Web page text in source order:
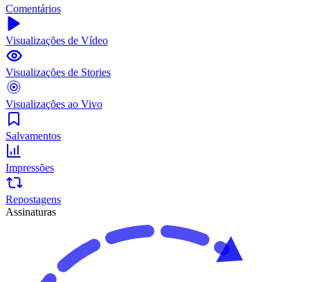
Comentários
Visualizações de Vídeo
Visualizações de Stories
Visualizações ao Vivo
Salvamentos
Impressões
Repostagens
Assinaturas